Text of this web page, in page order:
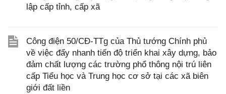
lập cấp tỉnh, cấp xã
Công điện 50/CĐ-TTg của Thủ tướng Chính phủ
về việc đẩy nhanh tiến độ triển khai xây dựng, bảo
đảm chất lượng các trường phổ thông nội trú liên
cấp Tiểu học và Trung học cơ sở tại các xã biên
giới đất liền